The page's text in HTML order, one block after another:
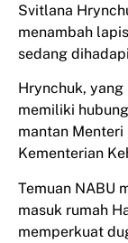
Svitlana
menambah
sedang
Hrynchuk,
memiliki
mantan
Kementerian
Temuan NABU
masuk rumah
memperkuat